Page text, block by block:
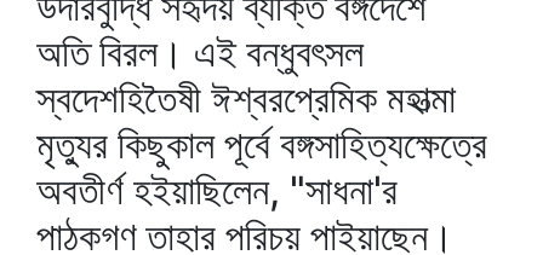
অতি বিরল। এই বন্ধুবৎসল
স্বদেশহিতৈষী ঈশ্বরপ্রেমিক মহাত্মা
মৃত্যুর কিছুকাল পূর্বে বঙ্গসাহিত্যক্ষেত্রে
অবতীর্ণ হইয়াছিলেন, "সাধনা'র
পাঠকগণ তাহার পরিচয় পাইয়াছেন।